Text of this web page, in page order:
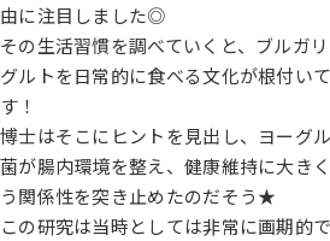
由に注目しました◎
その生活習慣を調べていくと、ブルガ
グルトを日常的に食べる文化が根付い
す！
博士はそこにヒントを見出し、ヨーグ
菌が腸内環境を整え、健康維持に大き
う関係性を突き止めたのだそう★
この研究は当時としては非常に画期的